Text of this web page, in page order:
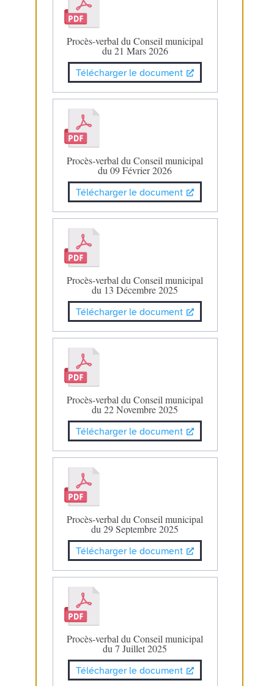
Procès-verbal du Conseil municipal
du 21 Mars 2026
Télécharger le document
Procès-verbal du Conseil municipal
du 09 Février 2026
Télécharger le document
Procès-verbal du Conseil municipal
du 13 Décembre 2025
Télécharger le document
Procès-verbal du Conseil municipal
du 22 Novembre 2025
Télécharger le document
Procès-verbal du Conseil municipal
du 29 Septembre 2025
Télécharger le document
Procès-verbal du Conseil municipal
du 7 Juillet 2025
Télécharger le document